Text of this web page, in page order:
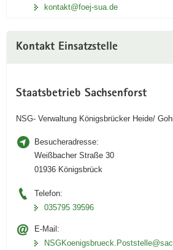
kontakt@foej-sua.de
Kontakt Einsatzstelle
Staatsbetrieb Sachsenforst
NSG- Verwaltung Königsbrücker Heide/
Besucheradresse:
Weißbacher Straße 30
01936 Königsbrück
Telefon:
035795 39596
E-Mail: